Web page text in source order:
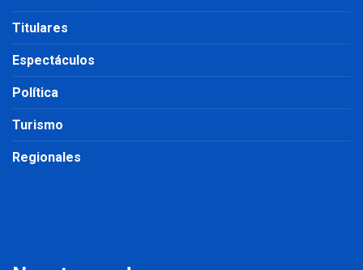
Titulares
Espectáculos
Política
Turismo
Regionales